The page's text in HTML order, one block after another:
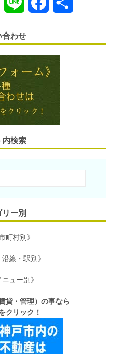
i
t
e
r
n c
o
わせ
検索
ー別
町村別》
線・駅別》
ニュー別》
貸・管理）の事なら
クリック！